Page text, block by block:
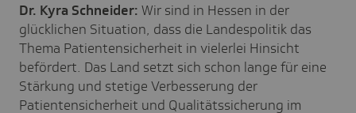
Dr. Kyra Schneider: Wir sind in Hessen in der
glücklichen Situation, dass die Landespolitik das
Thema Patientensicherheit in vielerlei Hinsicht
befördert. Das Land setzt sich schon lange für eine
Stärkung und stetige Verbesserung der
Patientensicherheit und Qualitätssicherung im